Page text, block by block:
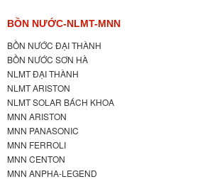
BỒN NƯỚC-NLMT-MNN
BỒN NƯỚC ĐẠI THÀNH
BỒN NƯỚC SƠN HÀ
NLMT ĐẠI THÀNH
NLMT ARISTON
NLMT SOLAR BÁCH KHOA
MNN ARISTON
MNN PANASONIC
MNN FERROLI
MNN CENTON
MNN ANPHA-LEGEND